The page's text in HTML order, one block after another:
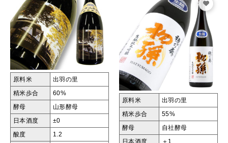
原料米 出羽の里
精米歩合 60%
酵母 山形酵母
日本酒度 ±0
酸度 1.2
原料米 出羽の里
精米歩合 55%
酵母 自社酵母
日本酒度 ＋1